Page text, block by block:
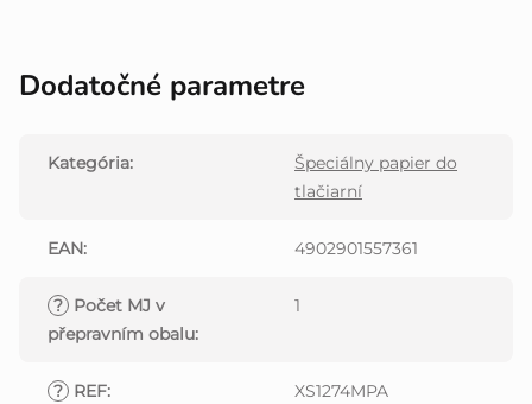
Dodatočné parametre
Kategória:
Špeciálny papier do
tlačiarní
EAN: 4902901557361
? Počet MJ v
přepravním obalu:
1
? REF: XS1274MPA